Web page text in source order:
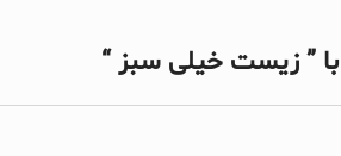
” زیست خیلی سبز “